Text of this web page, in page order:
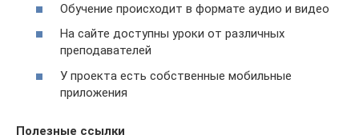
Обучение происходит в формате аудио и видео
На сайте доступны уроки от различных
преподавателей
У проекта есть собственные мобильные
приложения
Полезные ссылки